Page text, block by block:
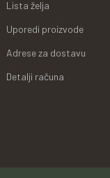
Lista želja
Uporedi proizvode
Adrese za dostavu
Detalji računa